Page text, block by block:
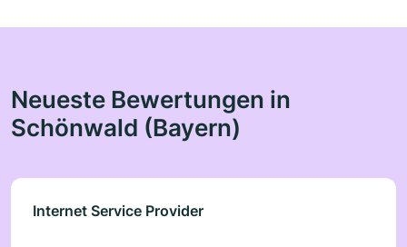
Neueste Bewertungen in
Schönwald (Bayern)
Internet Service Provider